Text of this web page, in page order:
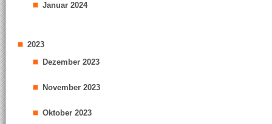
Januar 2024
2023
Dezember 2023
November 2023
Oktober 2023